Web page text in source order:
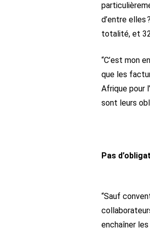
d’entre elles
totalité, et 32
“C’est mon
que les
Afrique pour
sont leurs
Pas
“Sauf
enchaîner